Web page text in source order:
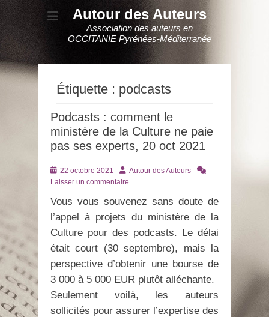
Autour des Auteurs
Association des auteurs en
OCCITANIE Pyrénées-Méditerranée
Étiquette : podcasts
Podcasts : comment le
ministère de la Culture ne paie
pas ses experts, 20 oct 2021
Posté
le
22 octobre 2021 AuteurAutour des Auteurs
Laisser un commentaire
Vous vous souvenez sans doute de
l’appel à projets du ministère de la
Culture pour des podcasts. Le délai
était court (30 septembre), mais la
perspective d’obtenir une bourse de
3 000 à 5 000 EUR plutôt alléchante.
Seulement voilà, les auteurs
sollicités pour assurer l’expertise des